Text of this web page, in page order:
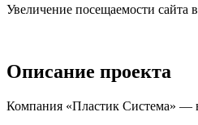
Увеличение посещаемости сайта
Описание проекта
Компания «Пластик Система» —